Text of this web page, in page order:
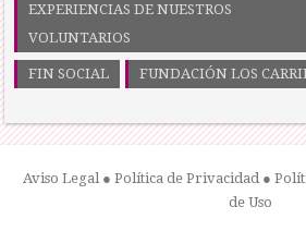
EXPERIENCIAS DE NUESTROS
VOLUNTARIOS
FIN SOCIAL FUNDACIÓN LOS
Aviso Legal● Política de Privacidad●
de Uso